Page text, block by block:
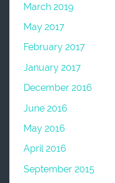
March 2019
May 2017
February 2017
January 2017
December 2016
June 2016
May 2016
April 2016
September 2015